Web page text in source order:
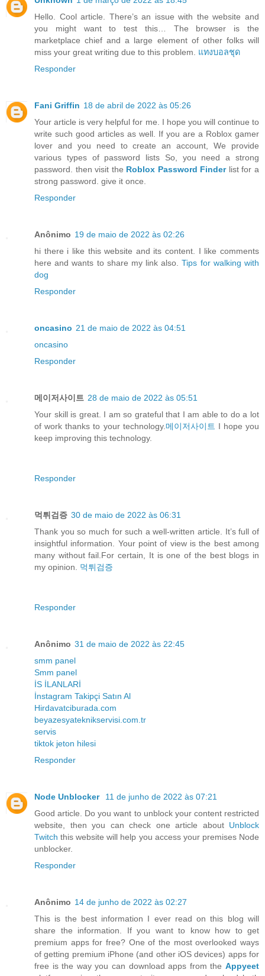
Hello. Cool article. There’s an issue with the website and
you might want to test this… The browser is the
marketplace chief and a large element of other folks will
miss your great writing due to this problem. แทงบอลชุด
Responder
Fani Griffin 18 de abril de 2022 às 05:26
Your article is very helpful for me. I hope you will continue to
write such good articles as well. If you are a Roblox gamer
lover and you need to create an account, We provide
various types of password lists So, you need a strong
password. then visit the Roblox Password Finderlist for a
strong password. give it once.
Responder
Anônimo 19 de maio de 2022 às 02:26
hi there i like this website and its content. I like comments
here and wants to share my link also.Tips for walking with
dog
Responder
oncasino 21 de maio de 2022 às 04:51
oncasino
Responder
메이저사이트 28 de maio de 2022 às 05:51
Your skill is great. I am so grateful that I am able to do a lot
of work thanks to your technology.메이저사이트 I hope you
keep improving this technology.
Responder
먹튀검증 30 de maio de 2022 às 06:31
Thank you so much for such a well-written article. It’s full of
insightful information. Your point of view is the best among
many without fail.For certain, It is one of the best blogs in
my opinion. 먹튀검증
Responder
Anônimo 31 de maio de 2022 às 22:45
smm panel
Smm panel
İS İLANLARİ
İnstagram Takipçi Satın Al
Hirdavatciburada.com
beyazesyateknikservisi.com.tr
servis
tiktok jeton hilesi
Responder
Node Unblocker
11 de junho de 2022 às 07:21
Good article. Do you want to unblock your content restricted
website, then you can check one article about Unblock
Twitch this website will help you access your premises Node
unblocker.
Responder
Anônimo 14 de junho de 2022 às 02:27
This is the best information I ever read on this blog will
share the information. If you want to know how to get
premium apps for free? One of the most overlooked ways
of getting premium iPhone (and other iOS devices) apps for
free is the way you can download apps from the Appyeet